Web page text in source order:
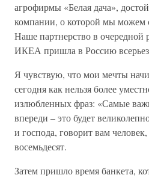
агрофирмы «Белая дача»,
компании, о которой мы можем
Наше партнерство в очередной
ИКЕА пришла в Россию
Я чувствую, что мои мечты
сегодня как нельзя более
излюбленных фраз: «Самые
впереди – это будет
и господа, говорит вам
восемьдесят.
Затем пришло время банкета,